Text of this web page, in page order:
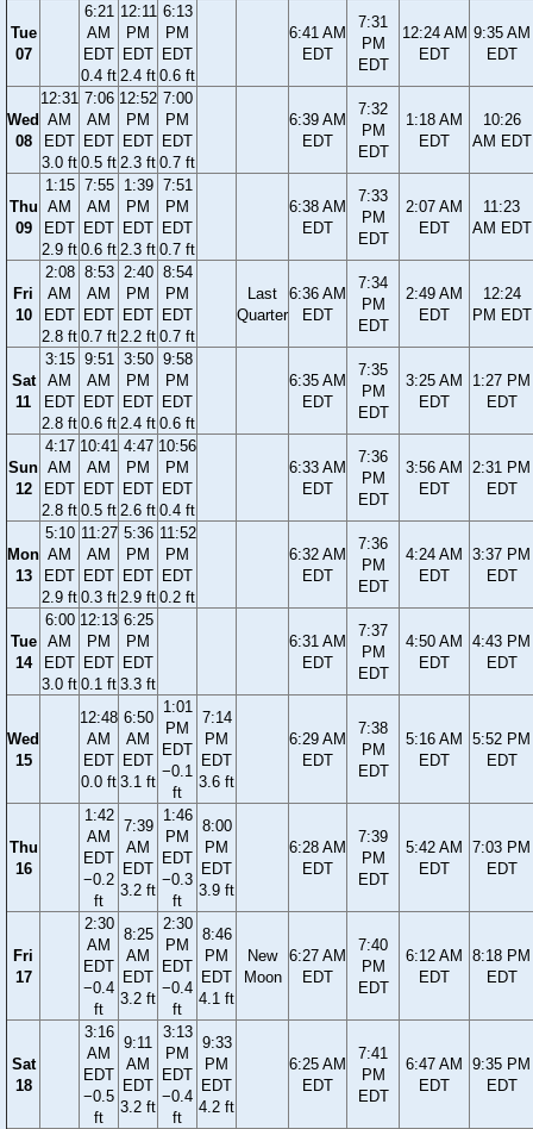
Tue
07
6:21
AM
EDT
0.4 ft
12:11
PM
EDT
2.4 ft
6:13
PM
EDT
0.6 ft
6:41 AM
EDT
7:31
PM
EDT
12:24 AM
EDT
9:35 AM
EDT
Wed
08
12:31
AM
EDT
3.0 ft
7:06
AM
EDT
0.5 ft
12:52
PM
EDT
2.3 ft
7:00
PM
EDT
0.7 ft
6:39 AM
EDT
7:32
PM
EDT
1:18 AM
EDT
10:26
AM EDT
Thu
09
1:15
AM
EDT
2.9 ft
7:55
AM
EDT
0.6 ft
1:39
PM
EDT
2.3 ft
7:51
PM
EDT
0.7 ft
6:38 AM
EDT
7:33
PM
EDT
2:07 AM
EDT
11:23
AM EDT
Fri
10
2:08
AM
EDT
2.8 ft
8:53
AM
EDT
0.7 ft
2:40
PM
EDT
2.2 ft
8:54
PM
EDT
0.7 ft
Last
Quarter
6:36 AM
EDT
7:34
PM
EDT
2:49 AM
EDT
12:24
PM EDT
Sat
11
3:15
AM
EDT
2.8 ft
9:51
AM
EDT
0.6 ft
3:50
PM
EDT
2.4 ft
9:58
PM
EDT
0.6 ft
6:35 AM
EDT
7:35
PM
EDT
3:25 AM
EDT
1:27 PM
EDT
Sun
12
4:17
AM
EDT
2.8 ft
10:41
AM
EDT
0.5 ft
4:47
PM
EDT
2.6 ft
10:56
PM
EDT
0.4 ft
6:33 AM
EDT
7:36
PM
EDT
3:56 AM
EDT
2:31 PM
EDT
Mon
13
5:10
AM
EDT
2.9 ft
11:27
AM
EDT
0.3 ft
5:36
PM
EDT
2.9 ft
11:52
PM
EDT
0.2 ft
6:32 AM
EDT
7:36
PM
EDT
4:24 AM
EDT
3:37 PM
EDT
Tue
14
6:00
AM
EDT
3.0 ft
12:13
PM
EDT
0.1 ft
6:25
PM
EDT
3.3 ft
6:31 AM
EDT
7:37
PM
EDT
4:50 AM
EDT
4:43 PM
EDT
Wed
15
12:48
AM
EDT
0.0 ft
6:50
AM
EDT
3.1 ft
1:01
PM
EDT
−0.1
ft
7:14
PM
EDT
3.6 ft
6:29 AM
EDT
7:38
PM
EDT
5:16 AM
EDT
5:52 PM
EDT
Thu
16
1:42
AM
EDT
−0.2
ft
7:39
AM
EDT
3.2 ft
1:46
PM
EDT
−0.3
ft
8:00
PM
EDT
3.9 ft
6:28 AM
EDT
7:39
PM
EDT
5:42 AM
EDT
7:03 PM
EDT
Fri
17
2:30
AM
EDT
−0.4
ft
8:25
AM
EDT
3.2 ft
2:30
PM
EDT
−0.4
ft
8:46
PM
EDT
4.1 ft
New
Moon
6:27 AM
EDT
7:40
PM
EDT
6:12 AM
EDT
8:18 PM
EDT
Sat
18
3:16
AM
EDT
−0.5
ft
9:11
AM
EDT
3.2 ft
3:13
PM
EDT
−0.4
ft
9:33
PM
EDT
4.2 ft
6:25 AM
EDT
7:41
PM
EDT
6:47 AM
EDT
9:35 PM
EDT